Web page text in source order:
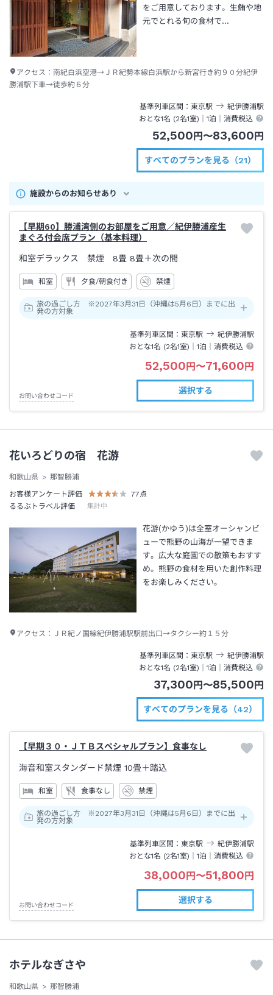
をご用意しております。生鮪や地
元でとれる旬の食材で…
アクセス： 南紀白浜空港→ＪＲ紀勢本線白浜駅から新宮行き約９０分紀伊
勝浦駅下車→徒歩約６分
基準列車区間 東京駅 紀伊勝浦駅
おとな1名 (2名1室)｜1泊 ｜消費税込
52,500円〜83,600円
すべてのプランを見る（21）
施設からのお知らせあり
【早期60】勝浦湾側のお部屋をご用意／紀伊勝浦産生
まぐろ付会席プラン（基本料理）
和室デラックス 禁煙 8畳 8畳＋次の間
和室 夕食/朝食付き 禁煙
旅の過ごし方 ※2027年3月31日（沖縄は5月6日）までに出
発の方対象
基準列車区間 東京駅 紀伊勝浦駅
おとな1名 (2名1室)｜1泊 ｜消費税込
52,500円〜71,600円
お問い合わせコード
選択する
花いろどりの宿 花游
和歌山県
那智勝浦
お客様アンケート評価
77点
るるぶトラベル評価
集計中
花游(かゆう)は全室オーシャンビ
ューで熊野の山海が一望できま
す。広大な庭園での散策もおすす
め。熊野の食材を用いた創作料理
をお楽しみください。
アクセス： ＪＲ紀ノ国線紀伊勝浦駅駅前出口→タクシー約１５分
基準列車区間 東京駅 紀伊勝浦駅
おとな1名 (2名1室)｜1泊 ｜消費税込
37,300円〜85,500円
すべてのプランを見る（42）
【早期３０・ＪＴＢスペシャルプラン】食事なし
海音和室スタンダード禁煙 10畳＋踏込
和室 食事なし 禁煙
旅の過ごし方 ※2027年3月31日（沖縄は5月6日）までに出
発の方対象
基準列車区間 東京駅 紀伊勝浦駅
おとな1名 (2名1室)｜1泊 ｜消費税込
38,000円〜51,800円
お問い合わせコード
選択する
ホテルなぎさや
和歌山県 那智勝浦